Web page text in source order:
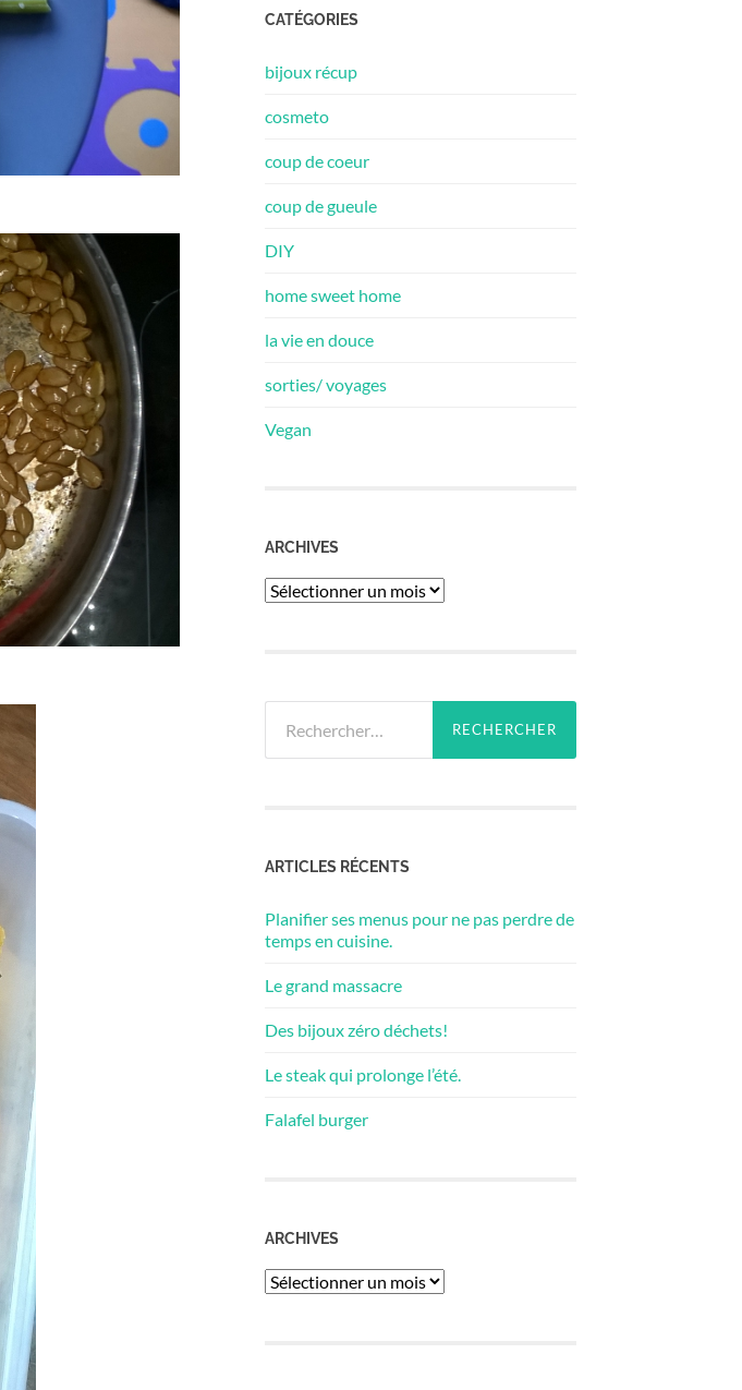
CATÉGORIES
bijoux récup
cosmeto
coup de coeur
coup de gueule
DIY
home sweet home
la vie en douce
sorties/ voyages
Vegan
ARCHIVES
Archives
ARTICLES RÉCENTS
Planifier ses menus pour ne pas perdre de
temps en cuisine.
Le grand massacre
Des bijoux zéro déchets!
Le steak qui prolonge l’été.
Falafel burger
ARCHIVES
Archives